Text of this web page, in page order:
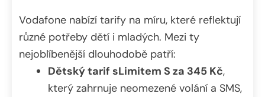
Vodafone nabízí tarify na míru, které reflektují
různé potřeby dětí i mladých. Mezi ty
nejoblíbenější dlouhodobě patří:
Dětský tarif sLimitem S za 345 Kč,
který zahrnuje neomezené volání a SMS,